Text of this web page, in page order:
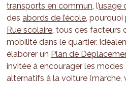
transports en commun , l’usage
des abords de l’école ,
Rue scolaire , tous ces facteurs
mobilité dans le quartier.
élaborer un Plan de
invitée à encourager les
alternatifs à la voiture